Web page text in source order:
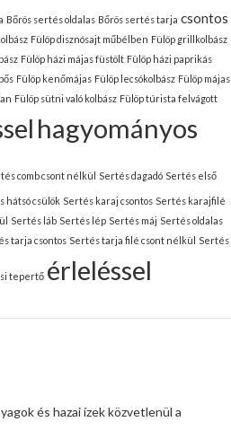
Bőrös sertés oldalas Bőrös sertés tarja csontos
Fülöp disznósajt műbélben Fülöp grillkolbász
Fülöp házi májas füstölt Fülöp házi paprikás
Fülöp kenőmájas Fülöp lecsókolbász Fülöp májas
Fülöp sütni való kolbász Fülöp túrista felvágott
hagyományos
comb csont nélkül Sertés dagadó Sertés első
hátsó csülök Sertés karaj csontos Sertés karajfilé
Sertés láb Sertés lép Sertés máj Sertés oldalas
tarja csontos Sertés tarja filé csont nélkül Sertés
tepertő érleléssel
és hazai ízek közvetlenül a